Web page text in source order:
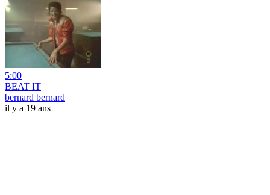
5:00
BEAT IT
bernard bernard
il y a 19 ans